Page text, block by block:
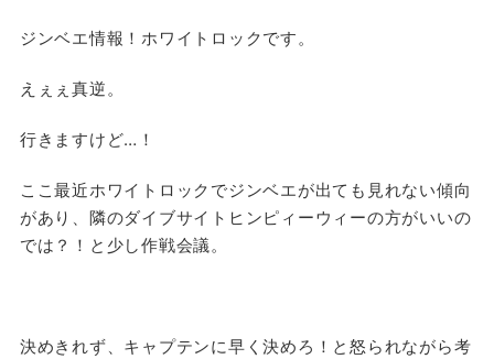
ジンベエ情報！ホワイトロックです。
えぇぇ真逆。
行きますけど…！
ここ最近ホワイトロックでジンベエが出ても見れない傾向
があり、隣のダイブサイトヒンピィーウィーの方がいいの
では？！と少し作戦会議。
決めきれず、キャプテンに早く決めろ！と怒られながら考